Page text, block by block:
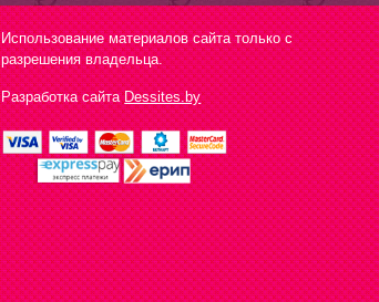
Использование материалов сайта только с
разрешения владельца.
Разработка сайтаDessites.by